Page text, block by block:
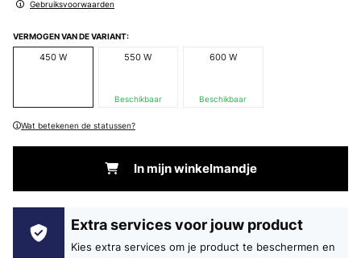
Gebruiksvoorwaarden
VERMOGEN VAN DE VARIANT:
450 W 550 W
Beschikbaar
600 W
Beschikbaar
Wat betekenen de statussen?
In mijn winkelmandje
Extra services voor jouw product
Kies extra services om je product te beschermen en